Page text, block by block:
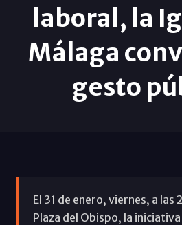
laboral, la
Málaga
gesto
El 31 de enero, viernes, a las
Plaza del Obispo, la